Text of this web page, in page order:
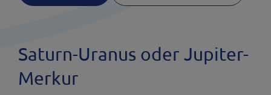
Saturn-Uranus oder Jupiter-
Merkur